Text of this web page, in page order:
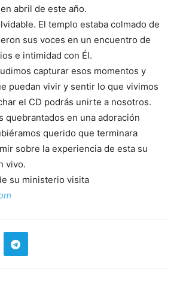
abril de este año.
El templo estaba colmado de
sus voces en un encuentro de
e intimidad con Él.
capturar esos momentos y
puedan vivir y sentir lo que vivimos
el CD podrás unirte a nosotros.
quebrantados en una adoración
querido que terminara
sobre la experiencia de esta su
vivo.
su ministerio visita